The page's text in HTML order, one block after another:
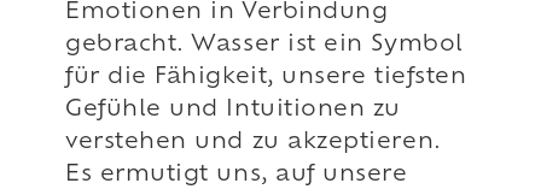
Emotionen in Verbindung
gebracht. Wasser ist ein Symbol
für die Fähigkeit, unsere tiefsten
Gefühle und Intuitionen zu
verstehen und zu akzeptieren.
Es ermutigt uns, auf unsere